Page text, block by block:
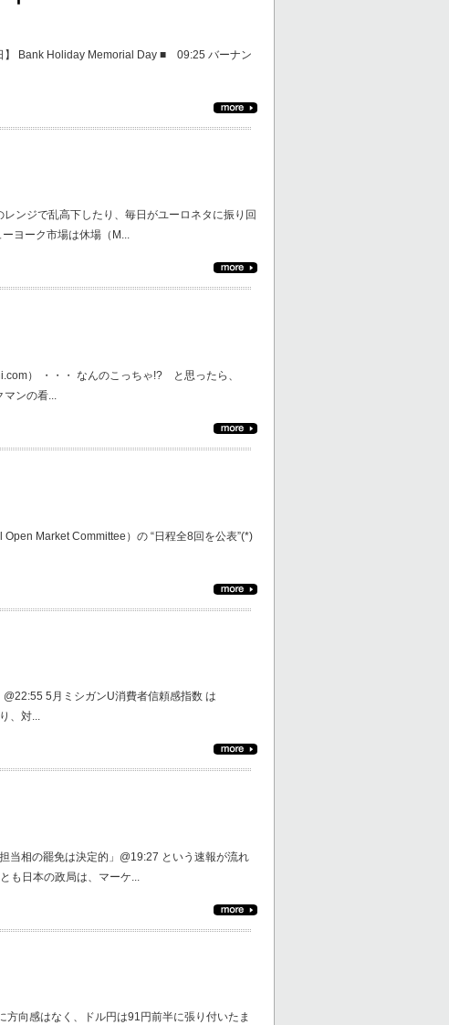
Bank Holiday Memorial Day ■ 09:25 バーナン
ンジで乱高下したり、毎日がユーロネタに振り回
ヨーク市場は休場（M...
） ・・・ なんのこっちゃ!? と思ったら、
マンの看...
Market Committee）の “日程全8回を公表”(*)
5月ミシガンU消費者信頼感指数 は
、対...
相の罷免は決定的」@19:27 という速報が流れ
日本の政局は、マーケ...
向感はなく、ドル円は91円前半に張り付いたま